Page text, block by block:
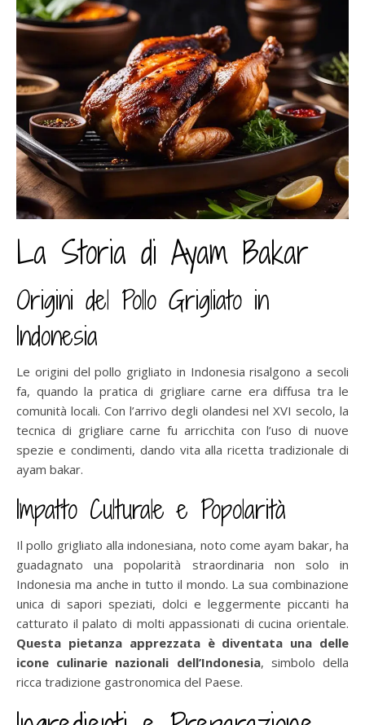
La Storia di Ayam Bakar
Origini del Pollo Grigliato in
Indonesia
Le origini del pollo grigliato in Indonesia risalgono a secoli
fa, quando la pratica di grigliare carne era diffusa tra le
comunità locali. Con l’arrivo degli olandesi nel XVI secolo, la
tecnica di grigliare carne fu arricchita con l’uso di nuove
spezie e condimenti, dando vita alla ricetta tradizionale di
ayam bakar.
Impatto Culturale e Popolarità
Il pollo grigliato alla indonesiana, noto come ayam bakar, ha
guadagnato una popolarità straordinaria non solo in
Indonesia ma anche in tutto il mondo. La sua combinazione
unica di sapori speziati, dolci e leggermente piccanti ha
catturato il palato di molti appassionati di cucina orientale.
Questa pietanza apprezzata è diventata una delle
icone culinarie nazionali dell’Indonesia, simbolo della
ricca tradizione gastronomica del Paese.